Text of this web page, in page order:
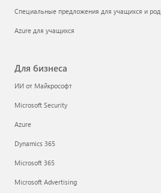
Специальные предложения для учащихся и
Azure для учащихся
Для бизнеса
ИИ от Майкрософт
Microsoft Security
Azure
Dynamics 365
Microsoft 365
Microsoft Advertising